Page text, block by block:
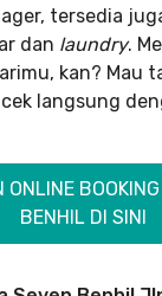
tersedia
dan laundry.
kan? Mau
langsung
ONLINE
BENHIL DI SINI